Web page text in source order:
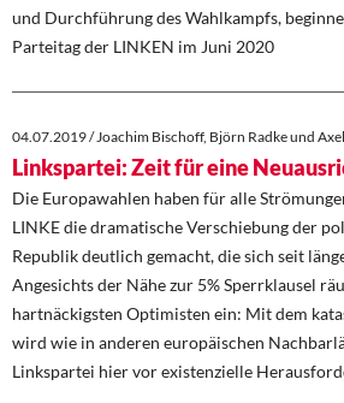
und Durchführung des Wahlkampfs,
Parteitag der LINKEN im Juni 2020
04.07.2019 / Joachim Bischoff, Björn Radke und
Linkspartei: Zeit für eine
Die Europawahlen haben für alle
LINKE die dramatische Verschiebung der
Republik deutlich gemacht, die sich seit
Angesichts der Nähe zur 5% Sperrklausel
hartnäckigsten Optimisten ein: Mit dem
wird wie in anderen europäischen
Linkspartei hier vor existenzielle